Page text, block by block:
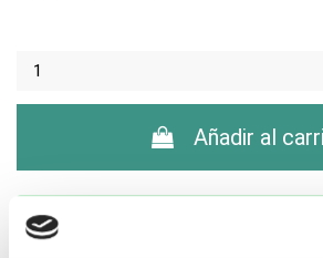
Añadir al
¿Tienes dudas? Te